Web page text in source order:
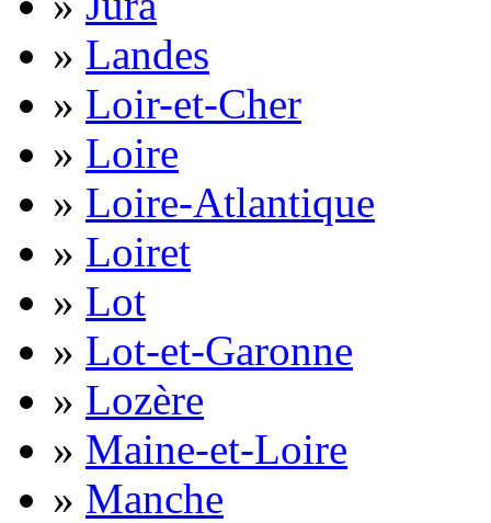
» Landes
» Loir-et-Cher
» Loire
» Loire-Atlantique
» Loiret
» Lot
» Lot-et-Garonne
» Lozère
» Maine-et-Loire
» Manche